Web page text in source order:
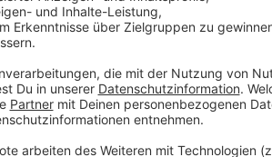
Anzeige
Weitere Infos
Anzeige